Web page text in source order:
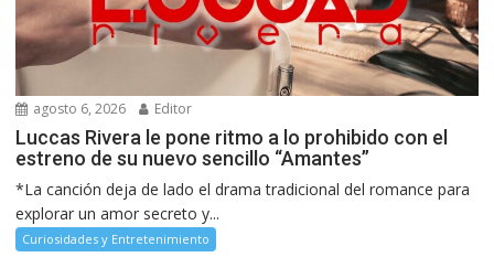
agosto 6, 2026 Editor
Luccas Rivera le pone ritmo a lo prohibido con el
estreno de su nuevo sencillo “Amantes”
*La canción deja de lado el drama tradicional del romance para
explorar un amor secreto y...
Curiosidades y Entretenimiento